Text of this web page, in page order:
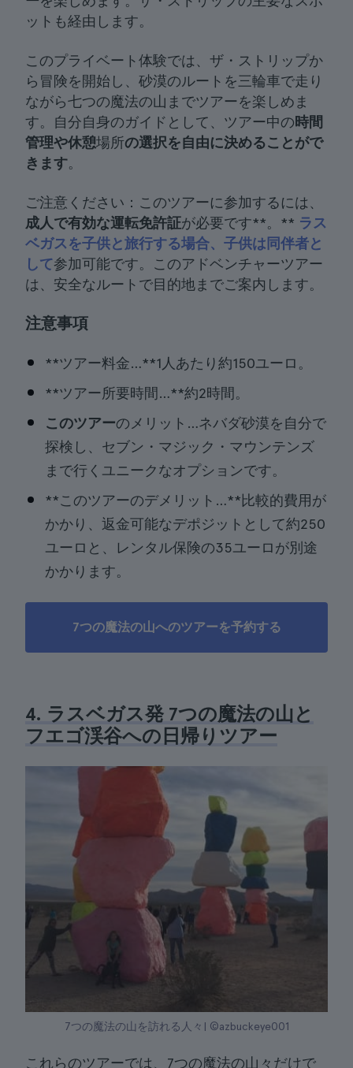
ットも経由します。
このプライベート体験では、ザ・ストリップか
ら冒険を開始し、砂漠のルートを三輪車で走り
ながら七つの魔法の山までツアーを楽しめま
す。自分自身のガイドとして、ツアー中の時間
管理や休憩場所の選択を自由に決めることがで
きます。
ご注意ください：このツアーに参加するには、
成人で有効な運転免許証が必要です**。** ラス
ベガスを子供と旅行する場合、子供は同伴者と
して参加可能です。このアドベンチャーツアー
は、安全なルートで目的地までご案内します。
注意事項
**ツアー料金…**1人あたり約150ユーロ。
**ツアー所要時間…**約2時間。
このツアーのメリット…ネバダ砂漠を自分で
探検し、セブン・マジック・マウンテンズ
まで行くユニークなオプションです。
**このツアーのデメリット…**比較的費用が
かかり、返金可能なデポジットとして約250
ユーロと、レンタル保険の35ユーロが別途
かかります。
7つの魔法の山へのツアーを予約する
4. ラスベガス発 7つの魔法の山と
フエゴ渓谷への日帰りツアー
7つの魔法の山を訪れる人々| ©azbuckeye001
これらのツアーでは、7つの魔法の山々だけで